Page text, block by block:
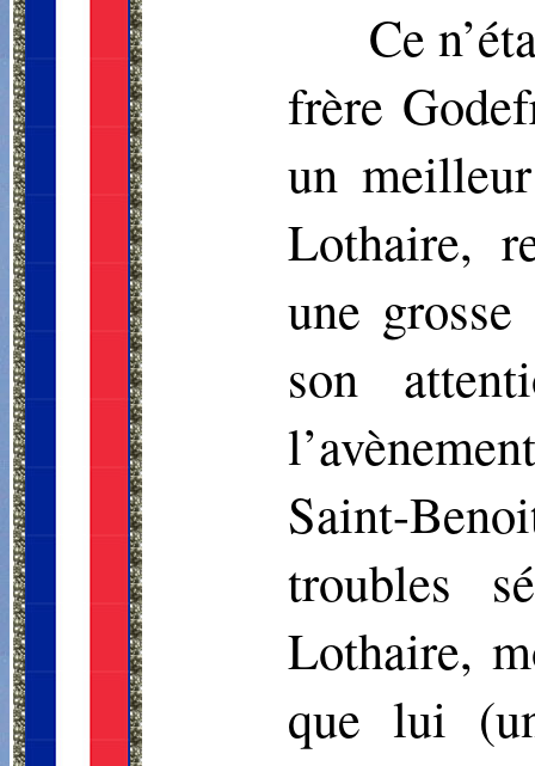
Ce
frère
un
Lothaire,
une
son
Saint-
troubles
Lothaire,
que lui